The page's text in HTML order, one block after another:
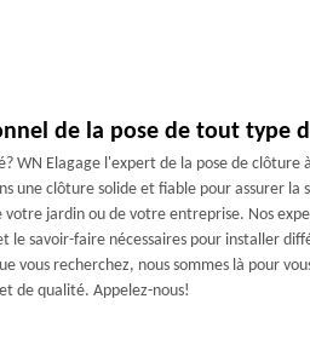
de la pose de tout type
WN Elagage l'expert de la pose de clôture
une clôture solide et fiable pour assurer la
jardin ou de votre entreprise. Nos
le savoir-faire nécessaires pour installer
vous recherchez, nous sommes là pour
de qualité. Appelez-nous!